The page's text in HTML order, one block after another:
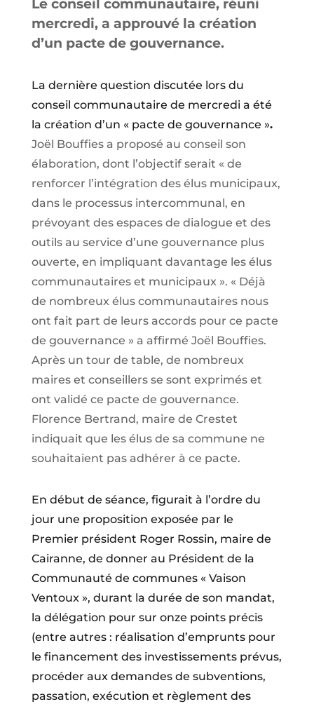
Le conseil communautaire, réuni
mercredi, a approuvé la création
d’un pacte de gouvernance.
La dernière question discutée lors du
conseil communautaire de mercredi a été
la création d’un « pacte de gouvernance ».
Joël Bouffies a proposé au conseil son
élaboration, dont l’objectif serait « de
renforcer l’intégration des élus municipaux,
dans le processus intercommunal, en
prévoyant des espaces de dialogue et des
outils au service d’une gouvernance plus
ouverte, en impliquant davantage les élus
communautaires et municipaux ». « Déjà
de nombreux élus communautaires nous
ont fait part de leurs accords pour ce pacte
de gouvernance » a affirmé Joël Bouffies.
Après un tour de table, de nombreux
maires et conseillers se sont exprimés et
ont validé ce pacte de gouvernance.
Florence Bertrand, maire de Crestet
indiquait que les élus de sa commune ne
souhaitaient pas adhérer à ce pacte.
En début de séance, figurait à l’ordre du
jour une proposition exposée par le
Premier président Roger Rossin, maire de
Cairanne, de donner au Président de la
Communauté de communes « Vaison
Ventoux », durant la durée de son mandat,
la délégation pour sur onze points précis
(entre autres : réalisation d’emprunts pour
le financement des investissements prévus,
procéder aux demandes de subventions,
passation, exécution et règlement des